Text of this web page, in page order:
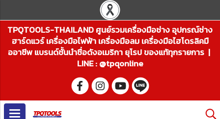
TPQTOOLS-THAILAND ศูนย์รวมเครื่องมือช่าง อุปกรณ์ช่าง
ฮาร์ดแวร์ เครื่องมือไฟฟ้า เครื่องมือลม เครื่องมือไฮโดรลิคมื
ออาชีพ แบรนด์ชั้นนำชื่อดังอเมริกา ยุโรป ของแท้ทุกรายการ |
LINE : @tpqonline